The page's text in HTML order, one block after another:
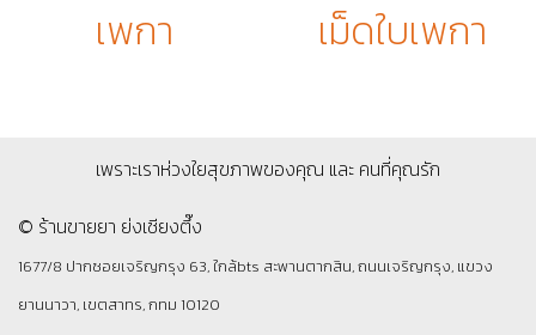
เพกา เม็ดใบเพกา
เพราะเราห่วงใยสุขภาพของคุณ และ คนที่คุณรัก
© ร้านขายยา ย่งเชียงตึ๊ง
1677/8 ปากซอยเจริญกรุง 63, ใกล้bts สะพานตากสิน, ถนนเจริญกรุง, แขวง
ยานนาวา, เขตสาทร, กทม 10120